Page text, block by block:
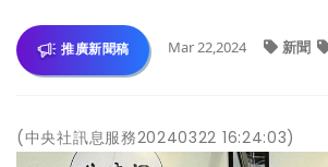
推廣新聞稿 Mar 22,2024 新聞
(中央社訊息服務20240322 16:24:03)